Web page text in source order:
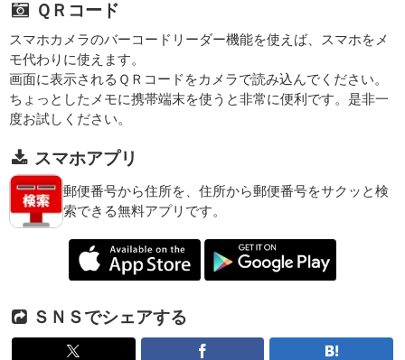
ＱＲコード
スマホカメラのバーコードリーダー機能を使えば、スマホをメ
モ代わりに使えます。
画面に表示されるＱＲコードをカメラで読み込んでください。
ちょっとしたメモに携帯端末を使うと非常に便利です。是非一
度お試しください。
スマホアプリ
郵便番号から住所を、住所から郵便番号をサクッと検
索できる無料アプリです。
ＳＮＳでシェアする